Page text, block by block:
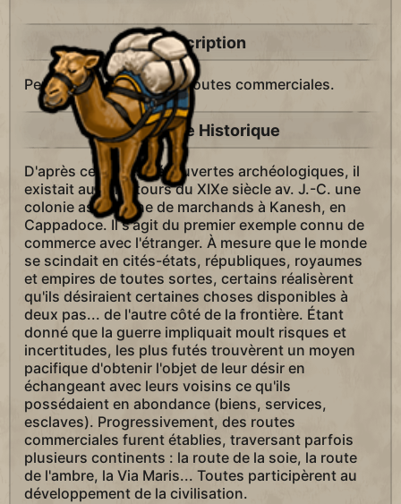
Description
Permet de créer des routes commerciales.
Contexte Historique
D'après certaines découvertes archéologiques, il
existait aux alentours du XIXe siècle av. J.-C. une
colonie assyrienne de marchands à Kanesh, en
Cappadoce. Il s'agit du premier exemple connu de
commerce avec l'étranger. À mesure que le monde
se scindait en cités-états, républiques, royaumes
et empires de toutes sortes, certains réalisèrent
qu'ils désiraient certaines choses disponibles à
deux pas... de l'autre côté de la frontière. Étant
donné que la guerre impliquait moult risques et
incertitudes, les plus futés trouvèrent un moyen
pacifique d'obtenir l'objet de leur désir en
échangeant avec leurs voisins ce qu'ils
possédaient en abondance (biens, services,
esclaves). Progressivement, des routes
commerciales furent établies, traversant parfois
plusieurs continents : la route de la soie, la route
de l'ambre, la Via Maris... Toutes participèrent au
développement de la civilisation.